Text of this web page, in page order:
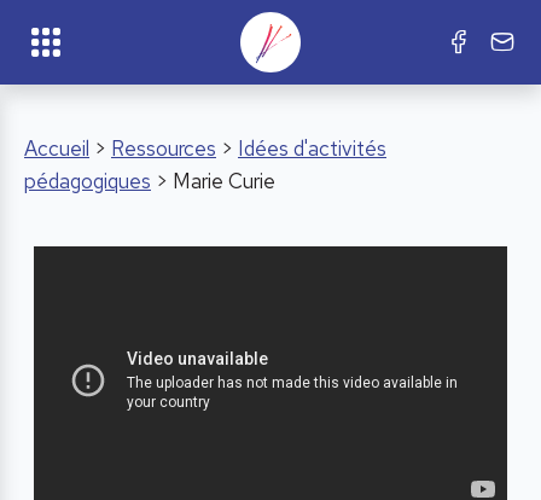
Accueil > Ressources > Idées d'activités
pédagogiques > Marie Curie